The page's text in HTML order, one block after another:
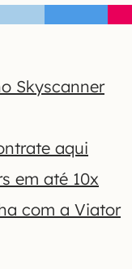
Skyscanner
aqui
em até 10x
com a Viator